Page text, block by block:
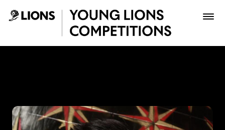
Saltar al contenido principal